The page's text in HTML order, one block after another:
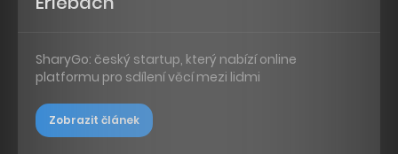
SharyGo: český startup, který nabízí online
platformu pro sdílení věcí mezi lidmi
Zobrazit článek